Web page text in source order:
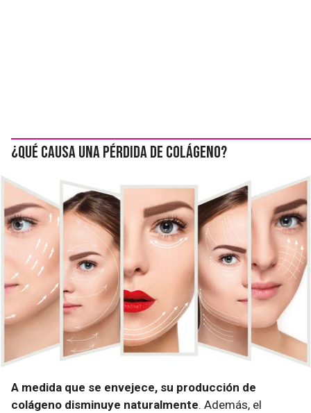
¿Qué causa una pérdida de colágeno?
A medida que se envejece, su producción de
colágeno disminuye naturalmente. Además, el